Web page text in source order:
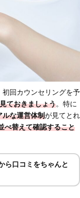
初回カウンセリングを予
ておきましょう。特に
ルな運営体制が見てとれ
べ替えて確認すること
ら口コミをちゃんと